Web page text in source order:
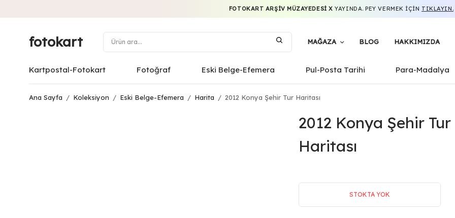
FOTOKART ARŞIV MÜZAYEDESI X YAYINDA. PEY VERMEK IÇIN TIKLAYIN.
fotokart MAĞAZA BLOG HAKKIMIZDA
Kartpostal-Fotokart Fotoğraf Eski Belge-Efemera Pul-Posta Tarihi Para-Madalya
Ana Sayfa / Koleksiyon / Eski Belge-Efemera / Harita / 2012 Konya Şehir Tur Haritası
2012 Konya Şehir Tur
Haritası
STOKTA YOK